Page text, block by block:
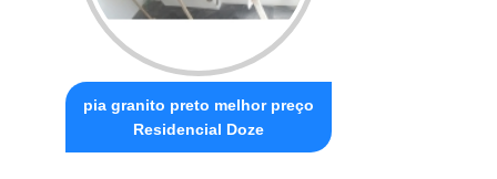
pia granito preto melhor preço
Residencial Doze